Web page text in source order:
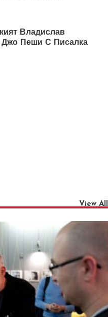
Владислав
Джо Пеши С Писалка
View All